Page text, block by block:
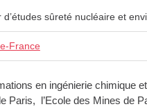
d’études sûreté nucléaire et
France
en ingénierie chimique
Paris, l’Ecole des Mines de